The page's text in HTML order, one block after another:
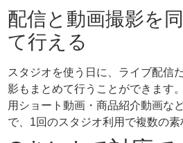
配信と動画撮影を
て行える
スタジオを使う日に、ライブ配信
影もまとめて行うことができます
用ショート動画・商品紹介動画な
で、1回のスタジオ利用で複数の素